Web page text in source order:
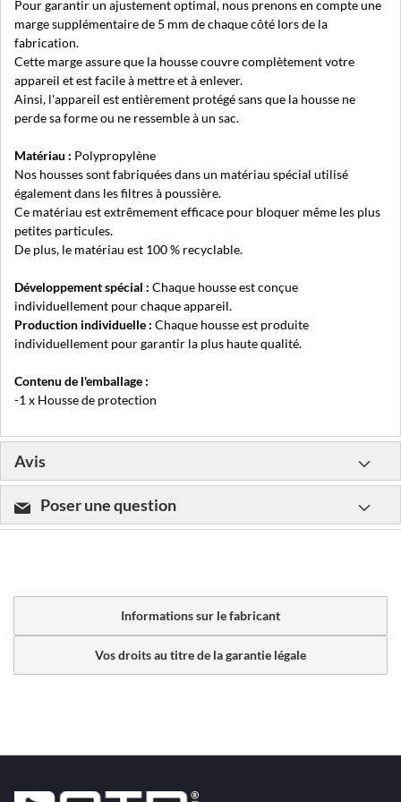
Pour garantir un ajustement optimal, nous prenons en compte une
marge supplémentaire de 5 mm de chaque côté lors de la
fabrication.
Cette marge assure que la housse couvre complètement votre
appareil et est facile à mettre et à enlever.
Ainsi, l'appareil est entièrement protégé sans que la housse ne
perde sa forme ou ne ressemble à un sac.
Matériau : Polypropylène
Nos housses sont fabriquées dans un matériau spécial utilisé
également dans les filtres à poussière.
Ce matériau est extrêmement efficace pour bloquer même les plus
petites particules.
De plus, le matériau est 100 % recyclable.
Développement spécial : Chaque housse est conçue
individuellement pour chaque appareil.
Production individuelle : Chaque housse est produite
individuellement pour garantir la plus haute qualité.
Contenu de l'emballage :
-1 x Housse de protection
Avis
Poser une question
Informations sur le fabricant
Vos droits au titre de la garantie légale